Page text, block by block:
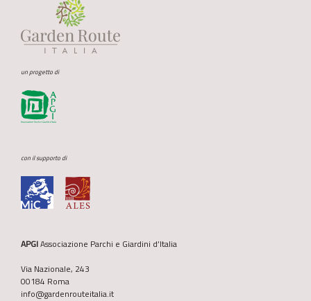
un progetto di
con il supporto di
APGIAssociazione Parchi e Giardini d’Italia
Via Nazionale, 243
00184 Roma
info@gardenrouteitalia.it